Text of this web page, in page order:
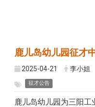
鹿儿岛幼儿园征才
2025-04-21 李小姐
征才公告
鹿儿岛幼儿园为三阳